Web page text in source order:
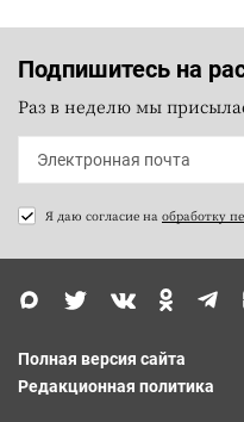
Подпишитесь на
Раз в неделю мы
Я даю согласие на обработку
Полная версия сайта
Редакционная политика